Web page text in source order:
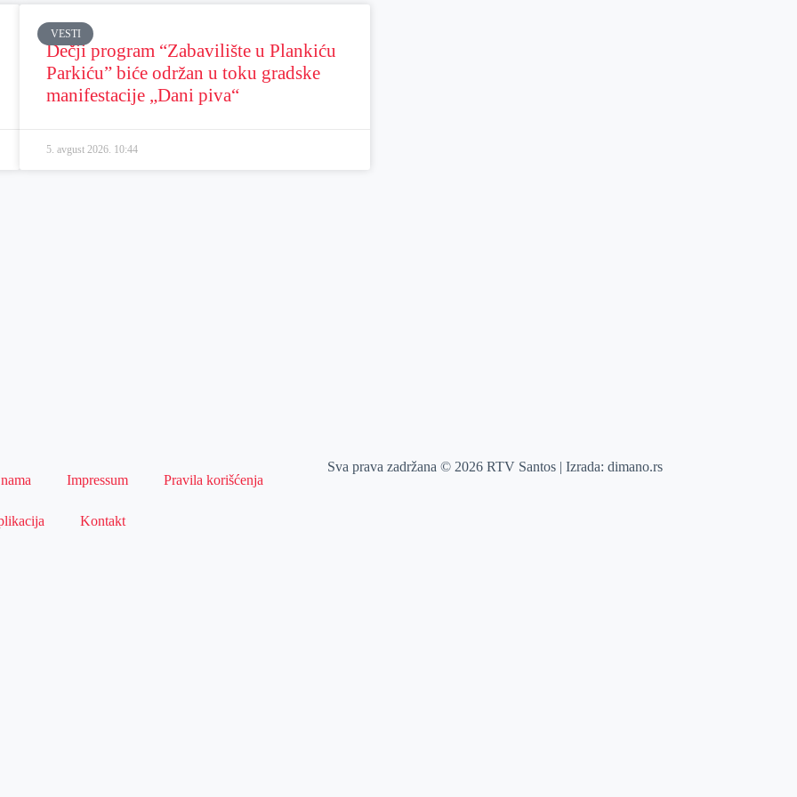
VESTI
Dečji program “Zabavilište u Plankiću
Parkiću” biće održan u toku gradske
manifestacije „Dani piva“
5. avgust 2026. 10:44
Impressum Pravila korišćenja
Kontakt
Sva prava zadržana © 2026 RTV Santos | Izrada:dimano.rs